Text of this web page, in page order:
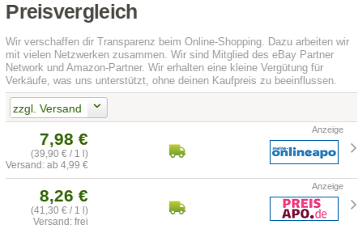
Preisvergleich
Wir verschaffen dir Transparenz beim Online-Shopping. Dazu arbeiten wir
mit vielen Netzwerken zusammen. Wir sind Mitglied des eBay Partner
Network und Amazon-Partner. Wir erhalten eine kleine Vergütung für
Verkäufe, was uns unterstützt, ohne deinen Kaufpreis zu beeinflussen.
zzgl. Versand
7,98 €
(39,90 € / 1 l)
Versand: ab 4,99 €
8,26 €
(41,30 € / 1 l)
Versand: frei